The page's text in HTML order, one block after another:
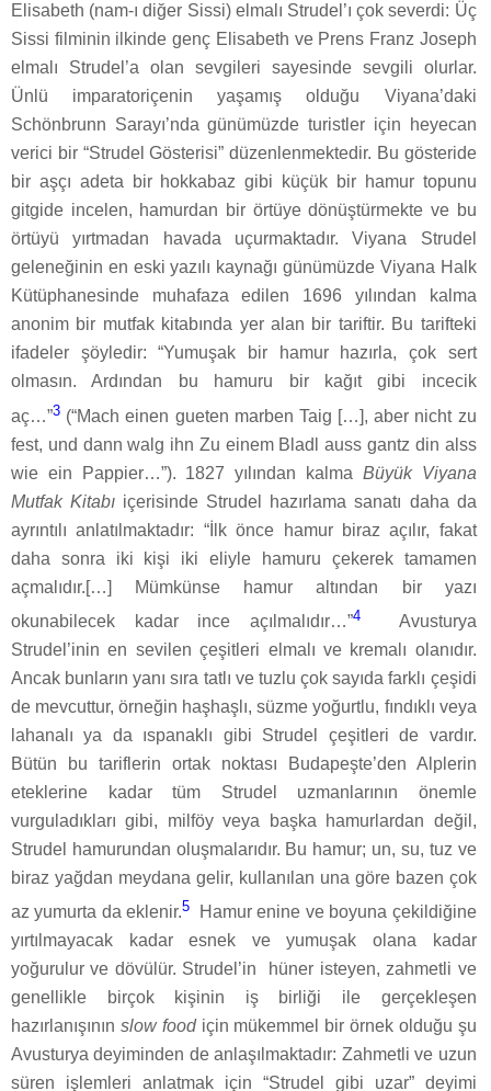
Elisabeth (nam-ı diğer Sissi) elmalı Strudel’ı çok severdi: Üç
Sissi filminin ilkinde genç Elisabeth ve Prens Franz Joseph
elmalı Strudel’a olan sevgileri sayesinde sevgili olurlar.
Ünlü imparatoriçenin yaşamış olduğu Viyana’daki
Schönbrunn Sarayı’nda günümüzde turistler için heyecan
verici bir “Strudel Gösterisi” düzenlenmektedir. Bu gösteride
bir aşçı adeta bir hokkabaz gibi küçük bir hamur topunu
gitgide incelen, hamurdan bir örtüye dönüştürmekte ve bu
örtüyü yırtmadan havada uçurmaktadır. Viyana Strudel
geleneğinin en eski yazılı kaynağı günümüzde Viyana Halk
Kütüphanesinde muhafaza edilen 1696 yılından kalma
anonim bir mutfak kitabında yer alan bir tariftir. Bu tarifteki
ifadeler şöyledir: “Yumuşak bir hamur hazırla, çok sert
olmasın. Ardından bu hamuru bir kağıt gibi incecik
aç…”3 (“Mach einen gueten marben Taig […], aber nicht zu
fest, und dann walg ihn Zu einem Bladl auss gantz din alss
wie ein Pappier…”). 1827 yılından kalma Büyük Viyana
Mutfak Kitabı içerisinde Strudel hazırlama sanatı daha da
ayrıntılı anlatılmaktadır: “İlk önce hamur biraz açılır, fakat
daha sonra iki kişi iki eliyle hamuru çekerek tamamen
açmalıdır.[…] Mümkünse hamur altından bir yazı
okunabilecek kadar ince açılmalıdır…”4 Avusturya
Strudel’inin en sevilen çeşitleri elmalı ve kremalı olanıdır.
Ancak bunların yanı sıra tatlı ve tuzlu çok sayıda farklı çeşidi
de mevcuttur, örneğin haşhaşlı, süzme yoğurtlu, fındıklı veya
lahanalı ya da ıspanaklı gibi Strudel çeşitleri de vardır.
Bütün bu tariflerin ortak noktası Budapeşte’den Alplerin
eteklerine kadar tüm Strudel uzmanlarının önemle
vurguladıkları gibi, milföy veya başka hamurlardan değil,
Strudel hamurundan oluşmalarıdır. Bu hamur; un, su, tuz ve
biraz yağdan meydana gelir, kullanılan una göre bazen çok
az yumurta da eklenir.5 Hamur enine ve boyuna çekildiğine
yırtılmayacak kadar esnek ve yumuşak olana kadar
yoğurulur ve dövülür. Strudel’in
hüner isteyen, zahmetli ve
genellikle birçok kişinin iş birliği ile gerçekleşen
hazırlanışının slow foodiçin mükemmel bir örnek olduğu şu
Avusturya deyiminden de anlaşılmaktadır: Zahmetli ve uzun
süren işlemleri anlatmak için “Strudel gibi uzar” deyimi